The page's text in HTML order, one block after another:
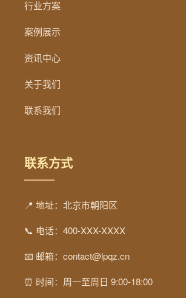
行业方案
案例展示
资讯中心
关于我们
联系我们
联系方式
📍 地址：北京市朝阳区
📞 电话：400-XXX-XXXX
📧 邮箱：contact@lpqz.cn
⏰ 时间：周一至周日 9:00-18:00